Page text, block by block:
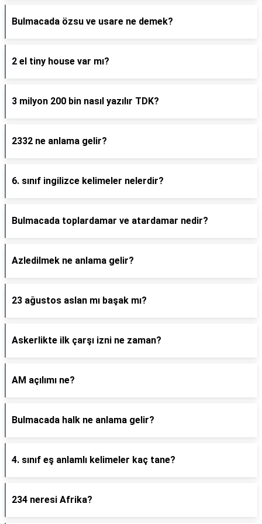
Bulmacada özsu ve usare ne demek?
2 el tiny house var mı?
3 milyon 200 bin nasıl yazılır TDK?
2332 ne anlama gelir?
6. sınıf ingilizce kelimeler nelerdir?
Bulmacada toplardamar ve atardamar nedir?
Azledilmek ne anlama gelir?
23 ağustos aslan mı başak mı?
Askerlikte ilk çarşı izni ne zaman?
AM açılımı ne?
Bulmacada halk ne anlama gelir?
4. sınıf eş anlamlı kelimeler kaç tane?
234 neresi Afrika?